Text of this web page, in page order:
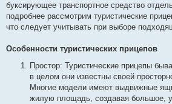
н
я
буксирующее транспортное средство
подробнее рассмотрим туристические
что следует учитывать при выборе
Особенности туристических прицепов
Простор: Туристические прицепы
в целом они известны своей
Многие модели имеют выдвижные
жилую площадь, создавая большое,